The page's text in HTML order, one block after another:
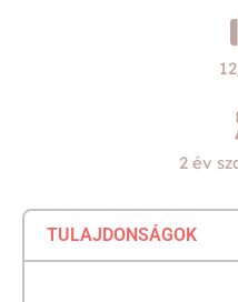
2 év
TULAJDONSÁGOK